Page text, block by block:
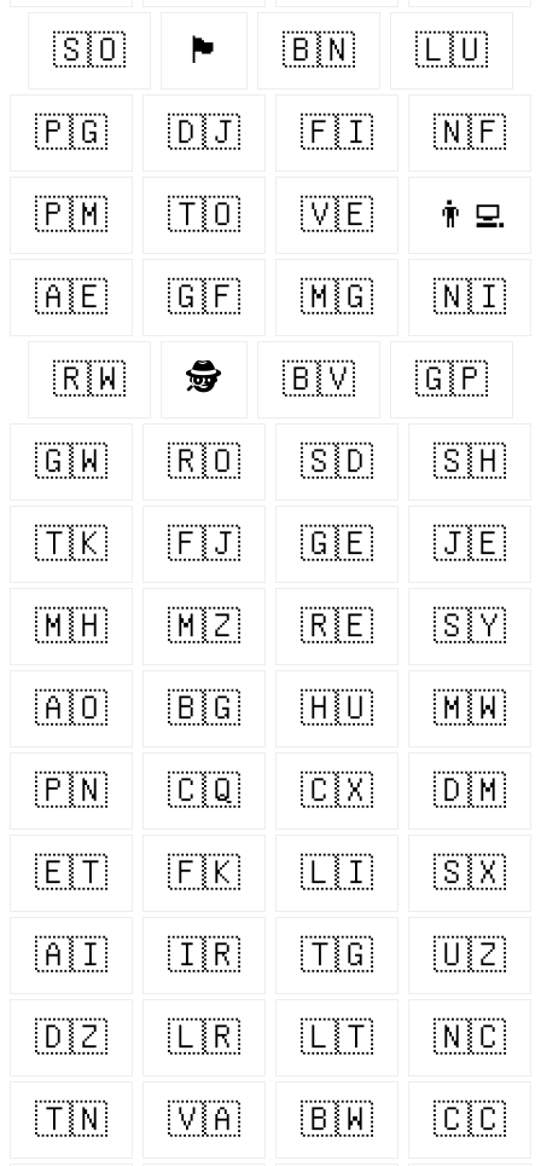
🇸🇴 🏴󠁧󠁢󠁷󠁬󠁳󠁿 🇧🇳 🇱🇺
🇵🇬 🇩🇯 🇫🇮 🇳🇫
🇵🇲 🇹🇴 🇻🇪 👨‍💻
🇦🇪 🇬🇫 🇲🇬 🇳🇮
🇷🇼 🕵️ 🇧🇻 🇬🇵
🇬🇼 🇷🇴 🇸🇩 🇸🇭
🇹🇰 🇫🇯 🇬🇪 🇯🇪
🇲🇭 🇲🇿 🇷🇪 🇸🇾
🇦🇴 🇧🇬 🇭🇺 🇲🇼
🇵🇳 🇨🇶 🇨🇽 🇩🇲
🇪🇹 🇫🇰 🇱🇮 🇸🇽
🇦🇮 🇮🇷 🇹🇬 🇺🇿
🇩🇿 🇱🇷 🇱🇹 🇳🇨
🇹🇳 🇻🇦 🇧🇼 🇨🇨